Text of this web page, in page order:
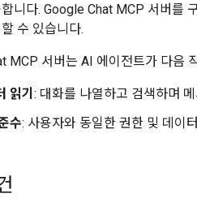
합니다. Google Chat MCP 서버
할 수 있습니다.
MCP 서버는 AI 에이전트가 다음
읽기 : 대화를 나열하고 검색하며
수: 사용자와 동일한 권한 및 데이